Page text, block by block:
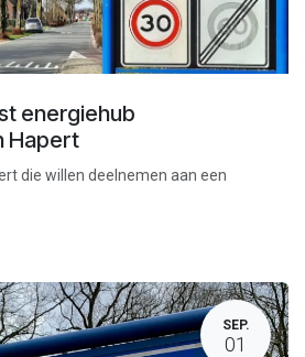
energiehub
Hapert
die willen deelnemen aan een
SEP.
01